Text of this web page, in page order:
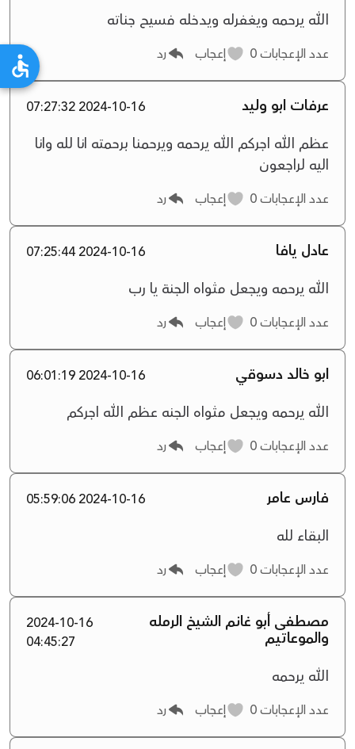
الله يرحمه ويغفرله ويدخله فسيح جناته
عدد الإعجابات إعجاب رد
عرفات ابو وليد 2024-10-16 07:27:32
عظم الله اجركم الله يرحمه ويرحمنا برحمته انا لله وانا
اليه لراجعون
عدد الإعجابات إعجاب رد
عادل يافا 2024-10-16 07:25:44
الله يرحمه ويجعل مثواه الجنة يا رب
عدد الإعجابات إعجاب رد
ابو خالد دسوقي 2024-10-16 06:01:19
الله يرحمه ويجعل مثواه الجنه عظم الله اجركم
عدد الإعجابات إعجاب رد
فارس عامر 2024-10-16 05:59:06
البقاء لله
عدد الإعجابات إعجاب رد
مصطفى أبو غانم الشيخ الرمله
والموعاتيم
2024-10-16
04:45:27
الله يرحمه
عدد الإعجابات إعجاب رد